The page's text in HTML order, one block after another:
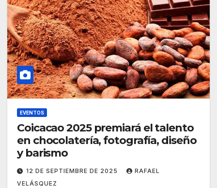
EVENTOS
Coicacao 2025 premiará el talento
en chocolatería, fotografía, diseño
y barismo
12 DE SEPTIEMBRE DE 2025
RAFAEL
VELÁSQUEZ